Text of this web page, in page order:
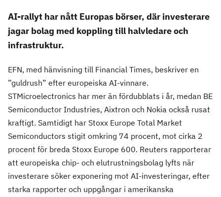
AI-rallyt har nått Europas börser, där investerare
jagar bolag med koppling till halvledare och
infrastruktur.
EFN, med hänvisning till Financial Times, beskriver en
”guldrush” efter europeiska AI-vinnare.
STMicroelectronics har mer än fördubblats i år, medan BE
Semiconductor Industries, Aixtron och Nokia också rusat
kraftigt. Samtidigt har Stoxx Europe Total Market
Semiconductors stigit omkring 74 procent, mot cirka 2
procent för breda Stoxx Europe 600. Reuters rapporterar
att europeiska chip- och elutrustningsbolag lyfts när
investerare söker exponering mot AI-investeringar, efter
starka rapporter och uppgångar i amerikanska